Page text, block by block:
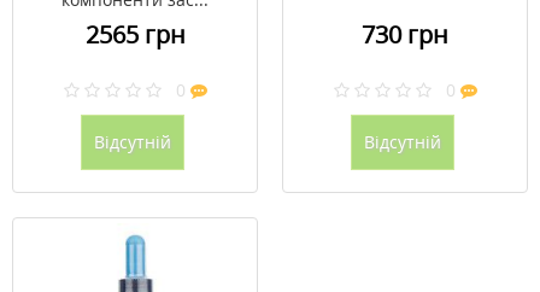
2565 грн
0
Відсутній
730 грн
0
Відсутній